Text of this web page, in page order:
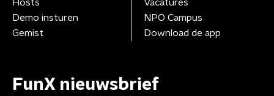
Hosts
Demo insturen
Gemist
Vacatures
NPO Campus
Download de app
FunX nieuwsbrief